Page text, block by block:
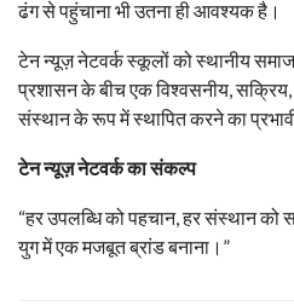
ढंग से पहुंचाना भी उतना ही आवश्यक है।
टेन न्यूज़ नेटवर्क स्कूलों को स्थानीय
प्रशासन के बीच एक विश्वसनीय, सक्रिय,
संस्थान के रूप में स्थापित करने का
टेन न्यूज़ नेटवर्क का संकल्प
“हर उपलब्धि को पहचान, हर संस्थान
युग में एक मजबूत ब्रांड बनाना।”